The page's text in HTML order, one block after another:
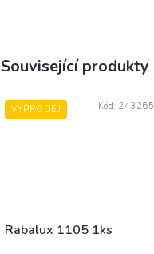
Související produkty
VÝPRODEJ
Rabalux 1105 1ks
Kód: 243265